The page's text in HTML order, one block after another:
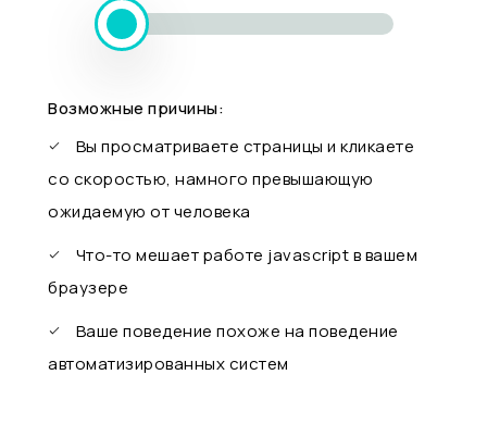
Возможные причины:
Вы просматриваете страницы и кликаете
со скоростью, намного превышающую
ожидаемую от человека
Что-то мешает работе javascript в вашем
браузере
Ваше поведение похоже на поведение
автоматизированных систем